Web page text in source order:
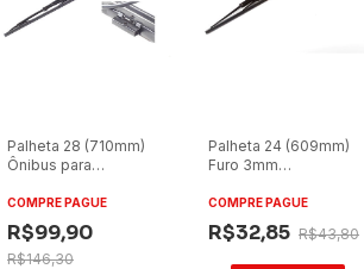
Palheta 28 (710mm)
Ônibus para
W8/W9
COMPRE PAGUE
R$99,90
R$146,30
Palheta 24 (609mm)
Furo 3mm
COMPRE PAGUE
R$32,85 R$43,80